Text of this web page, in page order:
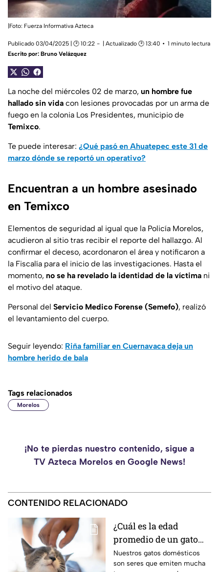
|Foto: Fuerza Informativa Azteca
Publicado 03/04/2025 | 🕑 10:22 | Actualizado 🕑 13:40
1 minuto lectura
Escrito por: Bruno Velázquez
La noche del miércoles 02 de marzo, un hombre fue
hallado sin vida con lesiones provocadas por un arma de
fuego en la colonia Los Presidentes, municipio de
Temixco.
Te puede interesar: ¿Qué pasó en Ahuatepec este 31 de
marzo dónde se reportó un operativo?
Encuentran a un hombre asesinado
en Temixco
Elementos de seguridad al igual que la Policía Morelos,
acudieron al sitio tras recibir el reporte del hallazgo. Al
confirmar el deceso, acordonaron el área y notificaron a
la Fiscalía para el inicio de las investigaciones. Hasta el
momento, no se ha revelado la identidad de la víctima ni
el motivo del ataque.
Personal del Servicio Medico Forense (Semefo), realizó
el levantamiento del cuerpo.
Seguir leyendo: Riña familiar en Cuernavaca deja un
hombre herido de bala
Tags relacionados
Morelos
¡No te pierdas nuestro contenido, sigue a
TV Azteca Morelos en Google News!
CONTENIDO RELACIONADO
¿Cuál es la edad
promedio de un gato
doméstico? Podrías
disfrutar a tu michi
Nuestros gatos domésticos
son seres que emiten mucha